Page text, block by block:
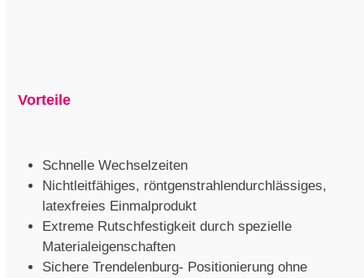
Vorteile
Schnelle Wechselzeiten
Nichtleitfähiges, röntgenstrahlendurchlässiges,
latexfreies Einmalprodukt
Extreme Rutschfestigkeit durch spezielle
Materialeigenschaften
Sichere Trendelenburg- Positionierung ohne